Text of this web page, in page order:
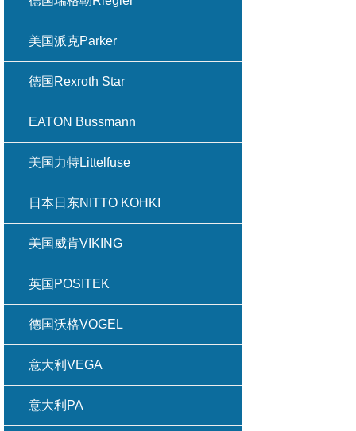
美国派克Parker
德国Rexroth Star
EATON Bussmann
美国力特Littelfuse
日本日东NITTO KOHKI
美国威肯VIKING
英国POSITEK
德国沃格VOGEL
意大利VEGA
意大利PA